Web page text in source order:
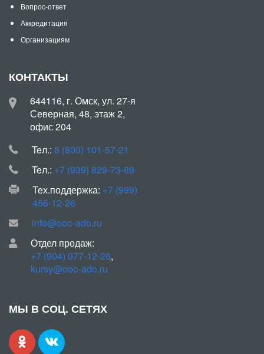
Вопрос-ответ
Аккредитация
Организациям
КОНТАКТЫ
644116, г. Омск, ул. 27-я
Северная, 48, этаж 2,
офис 204
Teл.: 8 (800) 101-57-21
Teл.: +7 (939) 829-73-69
Тех.поддержка: +7 (999)
456-12-26
info@ooo-ado.ru
Отдел продаж:
+7 (904) 077-12-26,
kursy@ooo-ado.ru
МЫ В СОЦ. СЕТЯХ